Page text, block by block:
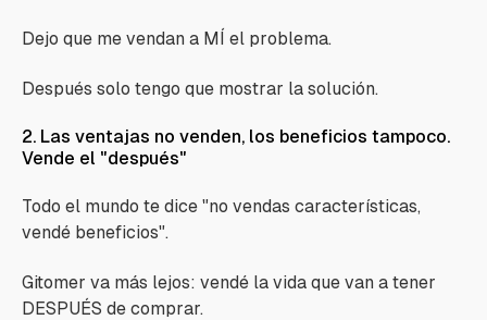
Dejo que me vendan a MÍ el problema.
Después solo tengo que mostrar la solución.
2. Las ventajas no venden, los beneficios tampoco.
Vende el "después"
Todo el mundo te dice "no vendas características,
vendé beneficios".
Gitomer va más lejos: vendé la vida que van a tener
DESPUÉS de comprar.